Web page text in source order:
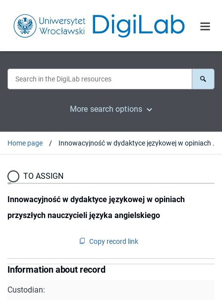
More search options
Home page Innowacyjność w dydaktyce językowej w opiniach przyszłych nauczycieli języka angielskiego
TO ASSIGN
Innowacyjność w dydaktyce językowej w opiniach
przyszłych nauczycieli języka angielskiego
Copy record link
Information about record
Custodian: